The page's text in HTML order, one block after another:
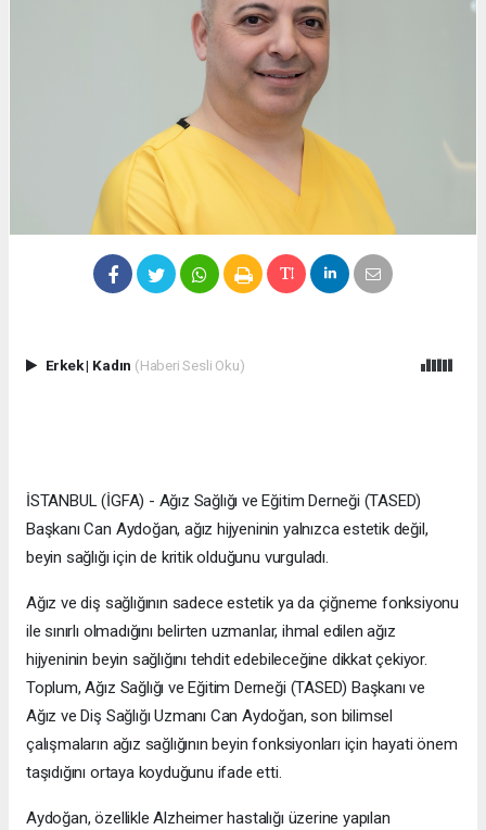
Erkek| Kadın (Haberi Sesli Oku)
İSTANBUL (İGFA) - Ağız Sağlığı ve Eğitim Derneği (TASED)
Başkanı Can Aydoğan, ağız hijyeninin yalnızca estetik değil,
beyin sağlığı için de kritik olduğunu vurguladı.
Ağız ve diş sağlığının sadece estetik ya da çiğneme fonksiyonu
ile sınırlı olmadığını belirten uzmanlar, ihmal edilen ağız
hijyeninin beyin sağlığını tehdit edebileceğine dikkat çekiyor.
Toplum, Ağız Sağlığı ve Eğitim Derneği (TASED) Başkanı ve
Ağız ve Diş Sağlığı Uzmanı Can Aydoğan, son bilimsel
çalışmaların ağız sağlığının beyin fonksiyonları için hayati önem
taşıdığını ortaya koyduğunu ifade etti.
Aydoğan, özellikle Alzheimer hastalığı üzerine yapılan